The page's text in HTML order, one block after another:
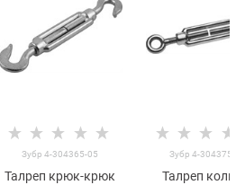
Зубр 4-304365-05
Талреп крюк-крюк
Зубр 4-
Талреп